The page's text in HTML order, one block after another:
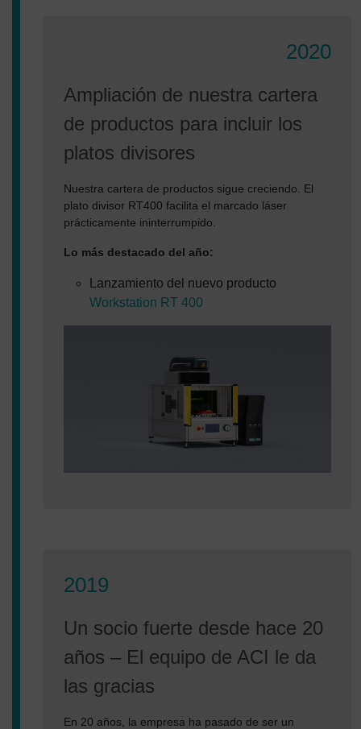
2020
Ampliación de nuestra cartera
de productos para incluir los
platos divisores
Nuestra cartera de productos sigue creciendo. El
plato divisor RT400 facilita el marcado láser
prácticamente ininterrumpido.
Lo más destacado del año:
Lanzamiento del nuevo producto
Workstation RT 400
2019
Un socio fuerte desde hace 20
años – El equipo de ACI le da
las gracias
En 20 años, la empresa ha pasado de ser un